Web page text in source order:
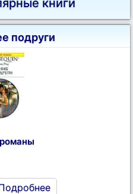
книги
подруги